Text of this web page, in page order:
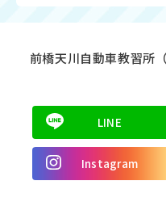
前橋天川自動車教習所
LINE
Instagram